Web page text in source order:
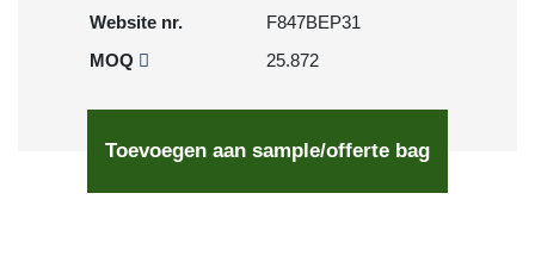
Website nr.
F847BEP31
MOQ
25.872
Toevoegen aan sample/offerte bag